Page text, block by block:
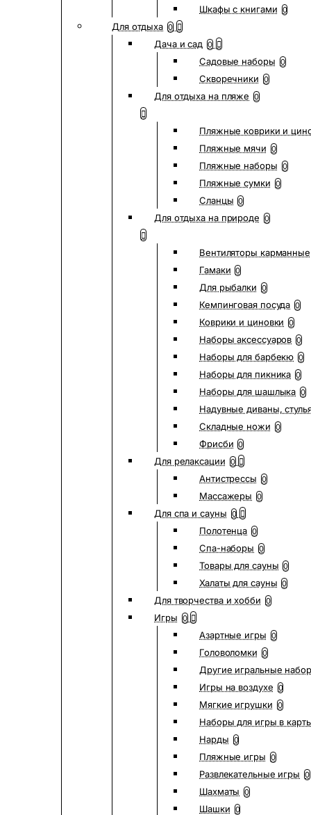
Шкафы с книгами 0
Для отдыха 0
Дача и сад 0
Садовые наборы 0
Скворечники 0
Для отдыха на пляже 0
Пляжные коврики и
Пляжные мячи 0
Пляжные наборы 0
Пляжные сумки 0
Сланцы 0
Для отдыха на природе 0
Вентиляторы карманные
Гамаки 0
Для рыбалки 0
Кемпинговая посуда 0
Коврики и циновки 0
Наборы аксессуаров 0
Наборы для барбекю 0
Наборы для пикника 0
Наборы для шашлыка 0
Надувные диваны,
Складные ножи 0
Фрисби 0
Для релаксации 0
Антистрессы 0
Массажеры 0
Для спа и сауны 0
Полотенца 0
Спа-наборы 0
Товары для сауны 0
Халаты для сауны 0
Для творчества и хобби 0
Игры 0
Азартные игры 0
Головоломки 0
Другие игральные
Игры на воздухе 0
Мягкие игрушки 0
Наборы для игры в
Нарды 0
Пляжные игры 0
Развлекательные игры 0
Шахматы 0
Шашки 0